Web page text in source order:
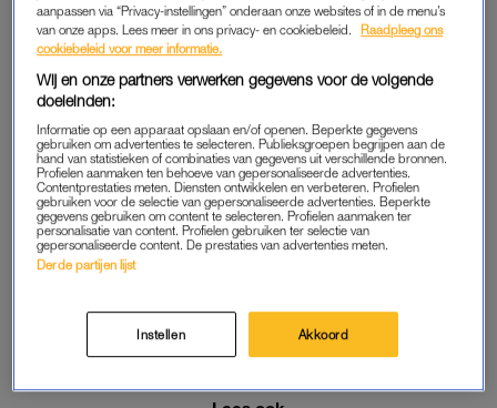
MYSTERIEUZE KLOK
De geruchten van een comeback kwamen niet uit de lucht
vallen. De social mediakanalen van de bandleden kleurden
sinds afgelopen weekend roze en ook was op hun website
een mysterieuze aftelklokte zien. Dat er iets groots stond te
gebeuren, was dus wel al duidelijk. Een goede vriend van
Krezip praatte vanmorgen in het radioprogramma van Giel
Beelen al zijn mond voorbij. “Ze gaan weer spelen, ja. Ik weet
niet of ze ook op tour gaan. Ik snap het ook niet. Ik moest mijn
weer wat gaat gebeuren volgens mij, en dat is het enige wat ik
weet”, vertelde Daan Speelman.
aanpassen via “Privacy-instellingen” onderaan onze websites of in de menu’s
van onze apps. Lees meer in ons privacy- en cookiebeleid.
Raadpleeg ons
cookiebeleid voor meer informatie.
Wij en onze partners verwerken gegevens voor de volgende
doeleinden:
Informatie op een apparaat opslaan en/of openen. Beperkte gegevens
gebruiken om advertenties te selecteren. Publieksgroepen begrijpen aan de
hand van statistieken of combinaties van gegevens uit verschillende bronnen.
Profielen aanmaken ten behoeve van gepersonaliseerde advertenties.
Contentprestaties meten. Diensten ontwikkelen en verbeteren. Profielen
gebruiken voor de selectie van gepersonaliseerde advertenties. Beperkte
gegevens gebruiken om content te selecteren. Profielen aanmaken ter
personalisatie van content. Profielen gebruiken ter selectie van
gepersonaliseerde content. De prestaties van advertenties meten.
Derde partijen lijst
Instellen Akkoord